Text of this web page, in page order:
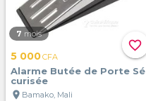
favorite_border
7 mois
5 000CFA
Alarme Butée de Porte Sé
curisée
location_on Bamako, Mali